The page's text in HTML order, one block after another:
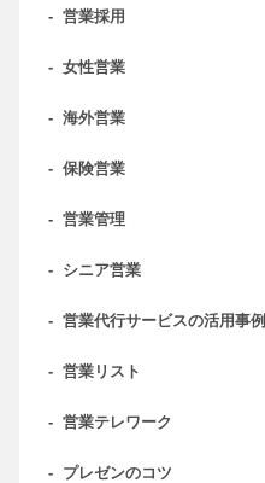
- 営業採用
- 女性営業
- 海外営業
- 保険営業
- 営業管理
- シニア営業
- 営業代行サービスの活用事例
- 営業リスト
- 営業テレワーク
- プレゼンのコツ